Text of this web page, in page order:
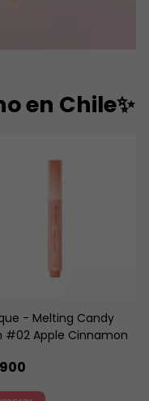
en Chile✨
- Melting Candy
#02 Apple Cinnamon